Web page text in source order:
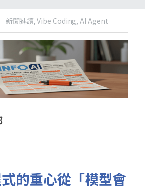
新聞速讀, Vibe Coding, AI Agent
的重心從「模型會